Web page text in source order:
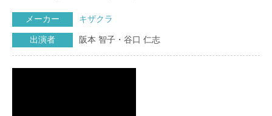
メーカー キザクラ
出演者 阪本 智子・谷口 仁志